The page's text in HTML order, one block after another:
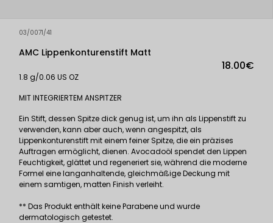
03/0071/41
AMC Lippenkonturenstift Matt
18.00€
1.8 g/0.06 US OZ
MIT INTEGRIERTEM ANSPITZER
Ein Stift, dessen Spitze dick genug ist, um ihn als Lippenstift zu
verwenden, kann aber auch, wenn angespitzt, als
Lippenkonturenstift mit einem feiner Spitze, die ein präzises
Auftragen ermöglicht, dienen. Avocadoöl spendet den Lippen
Feuchtigkeit, glättet und regeneriert sie, während die moderne
Formel eine langanhaltende, gleichmäßige Deckung mit
einem samtigen, matten Finish verleiht.
** Das Produkt enthält keine Parabene und wurde
dermatologisch getestet.